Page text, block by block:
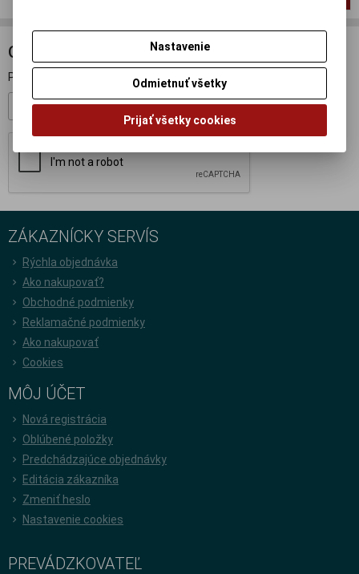
ODBER NOVINIEK
Prihláste sa k odberu noviniek
Registrovať
ZÁKAZNÍCKY SERVÍS
Rýchla objednávka
Ako nakupovať?
Obchodné podmienky
Reklamačné podmienky
Ako nakupovať
Cookies
MÔJ ÚČET
Nová registrácia
Oblúbené položky
Predchádzajúce objednávky
Editácia zákazníka
Zmeniť heslo
Nastavenie cookies
PREVÁDZKOVATEĽ
Nastavenie
Odmietnuť všetky
Prijať všetky cookies